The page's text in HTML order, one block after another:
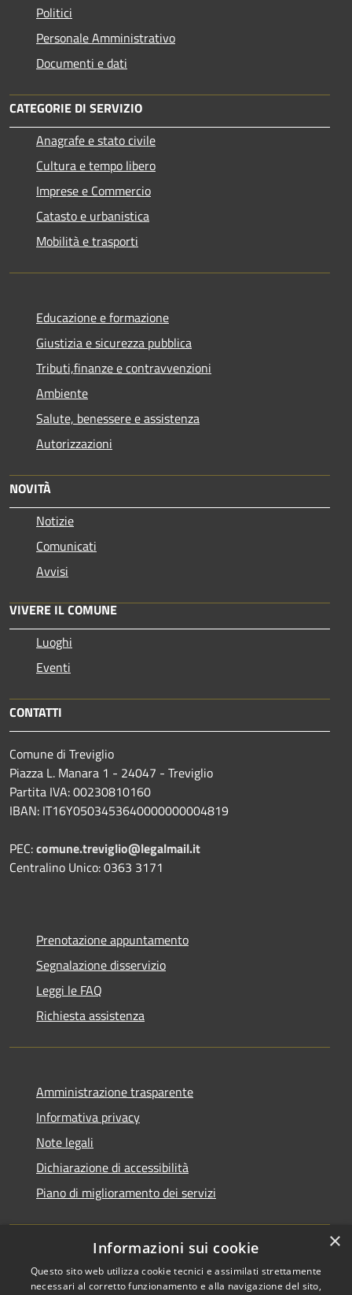
Politici
Personale Amministrativo
Documenti e dati
CATEGORIE DI SERVIZIO
Anagrafe e stato civile
Cultura e tempo libero
Imprese e Commercio
Catasto e urbanistica
Mobilità e trasporti
Educazione e formazione
Giustizia e sicurezza pubblica
Tributi,finanze e contravvenzioni
Ambiente
Salute, benessere e assistenza
Autorizzazioni
NOVITÀ
Notizie
Comunicati
Avvisi
VIVERE IL COMUNE
Luoghi
Eventi
CONTATTI
Comune di Treviglio
Piazza L. Manara 1 - 24047 - Treviglio
Partita IVA: 00230810160
IBAN: IT16Y0503453640000000004819
PEC:comune.treviglio@legalmail.it
Centralino Unico: 0363 3171
Prenotazione appuntamento
Segnalazione disservizio
Leggi le FAQ
Richiesta assistenza
Amministrazione trasparente
Informativa privacy
Note legali
Dichiarazione di accessibilità
Piano di miglioramento dei servizi
RSS
Copyright © 2026 • Comune di
Treviglio • Powered by
×
Informazioni sui cookie
Questo sito web utilizza cookie tecnici e assimilati strettamente
necessari al corretto funzionamento e alla navigazione del sito,